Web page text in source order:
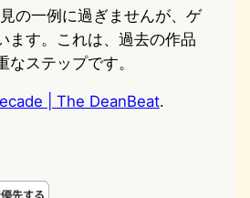
の一例に過ぎませんが、ゲ
ます。これは、過去の作品
ステップです。
| The DeanBeat.